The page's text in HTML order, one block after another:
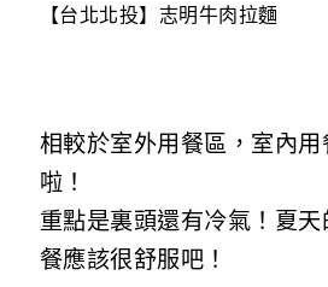
【台北北投】志明牛肉拉麵
相較於室外用餐區，室內
啦！
重點是裏頭還有冷氣！夏
餐應該很舒服吧！